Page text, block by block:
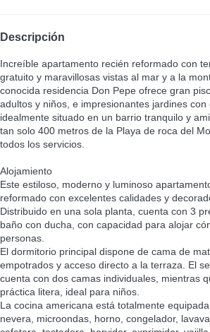
Descripción
Increíble apartamento recién reformado con
gratuito y maravillosas vistas al mar y a la
conocida residencia Don Pepe ofrece gran
adultos y niños, e impresionantes jardines con
idealmente situado en un barrio tranquilo y
tan solo 400 metros de la Playa de roca del
todos los servicios.
Alojamiento
Este estiloso, moderno y luminoso
reformado con excelentes calidades y
Distribuido en una sola planta, cuenta con 3
baño con ducha, con capacidad para alojar
personas.
El dormitorio principal dispone de cama de
empotrados y acceso directo a la terraza. El
cuenta con dos camas individuales, mientras
práctica litera, ideal para niños.
La cocina americana está totalmente
nevera, microondas, horno, congelador,